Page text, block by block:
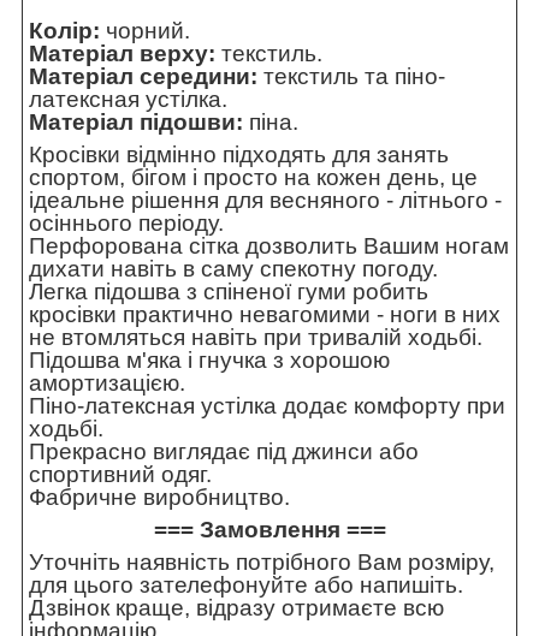
Колір: чорний.
Матеріал верху: текстиль.
Матеріал середини: текстиль та піно-
латексная устілка.
Матеріал підошви: піна.
Кросівки відмінно підходять для занять
спортом, бігом і просто на кожен день, це
ідеальне рішення для весняного - літнього -
осіннього періоду.
Перфорована сітка дозволить Вашим ногам
дихати навіть в саму спекотну погоду.
Легка підошва з спіненої гуми робить
кросівки практично невагомими - ноги в них
не втомляться навіть при тривалій ходьбі.
Підошва м'яка і гнучка з хорошою
амортизацією.
Піно-латексная устілка додає комфорту при
ходьбі.
Прекрасно виглядає під джинси або
спортивний одяг.
Фабричне виробництво.
=== Замовлення ===
Уточніть наявність потрібного Вам розміру,
для цього зателефонуйте або напишіть.
Дзвінок краще, відразу отримаєте всю